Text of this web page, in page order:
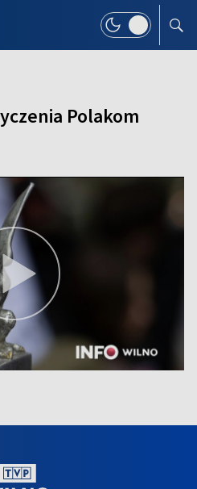
Polakom